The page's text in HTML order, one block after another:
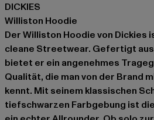
DICKIES
Williston Hoodie
Der Williston Hoodie von Dickies
cleane Streetwear. Gefertigt aus
bietet er ein angenehmes
Qualität, die man von der Brand
kennt. Mit seinem klassischen
tiefschwarzen Farbgebung ist